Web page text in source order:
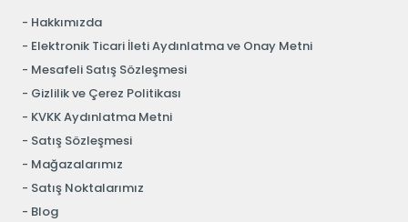
Hakkımızda
Elektronik Ticari İleti Aydınlatma ve Onay Metni
Mesafeli Satış Sözleşmesi
Gizlilik ve Çerez Politikası
KVKK Aydınlatma Metni
Satış Sözleşmesi
Mağazalarımız
Satış Noktalarımız
Blog